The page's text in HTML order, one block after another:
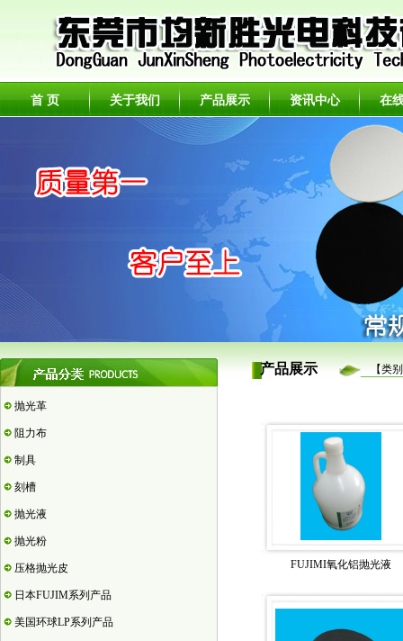
首 页 关于我们 产品展示 资讯中心 在
抛光革
阻力布
制具
刻槽
抛光液
抛光粉
压格抛光皮
日本FUJIM系列产品
美国环球LP系列产品
产品展示 【类
FUJIMI氧化铝抛光液